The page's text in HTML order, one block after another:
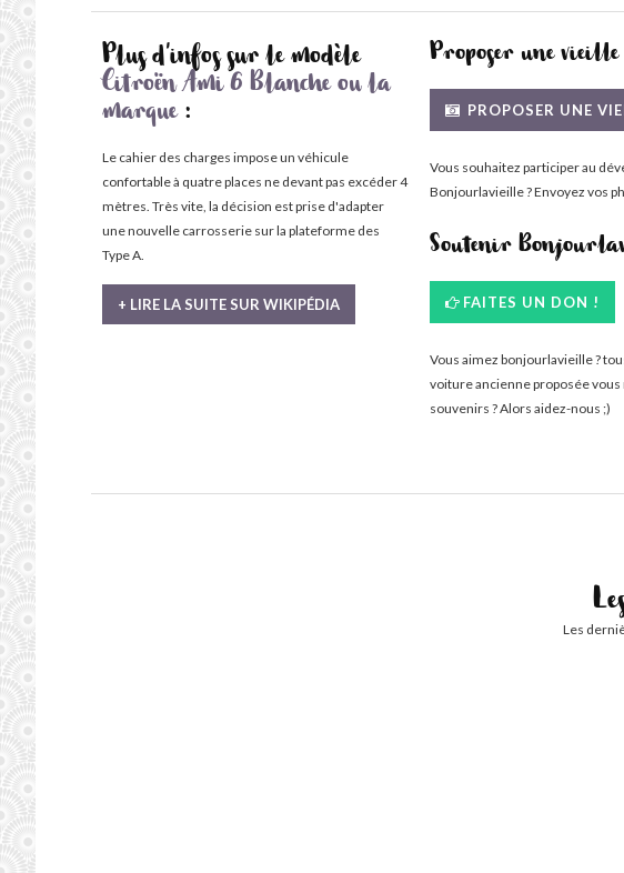
Plus d'infos sur le modèle
Citroën Ami 6 Blanche ou la
marque:
Le cahier des charges impose un véhicule
confortable à quatre places ne devant pas excéder 4
mètres. Très vite, la décision est prise d'adapter
une nouvelle carrosserie sur la plateforme des
Type A.
+ LIRE LA SUITE SUR WIKIPÉDIA
Proposer une vieille
PROPOSER UNE
Vous souhaitez participer au
Bonjourlavieille ? Envoyez vos
Soutenir
FAITES UN DON !
Vous aimez bonjourlavieille ?
voiture ancienne proposée vous
souvenirs ? Alors aidez-nous ;)
Les